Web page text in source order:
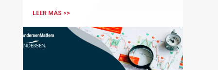
posicionamiento en asesoramiento
LEER MÁS >>